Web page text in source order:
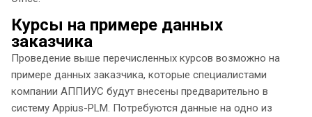
Курсы на примере данных
заказчика
Проведение выше перечисленных курсов возможно на
примере данных заказчика, которые специалистами
компании АППИУС будут внесены предварительно в
систему Appius-PLM. Потребуются данные на одно из